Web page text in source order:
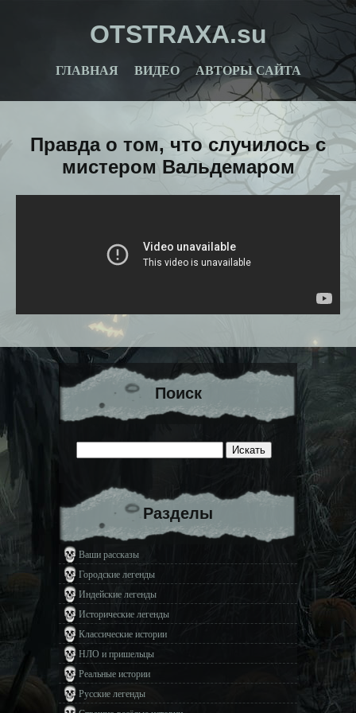
OTSTRAXA.su
ГЛАВНАЯ ВИДЕО АВТОРЫ САЙТА
Правда о том, что случилось с
мистером Вальдемаром
Поиск
Разделы
Ваши рассказы
Городские легенды
Индейские легенды
Исторические легенды
Классические истории
НЛО и пришельцы
Реальные истории
Русские легенды